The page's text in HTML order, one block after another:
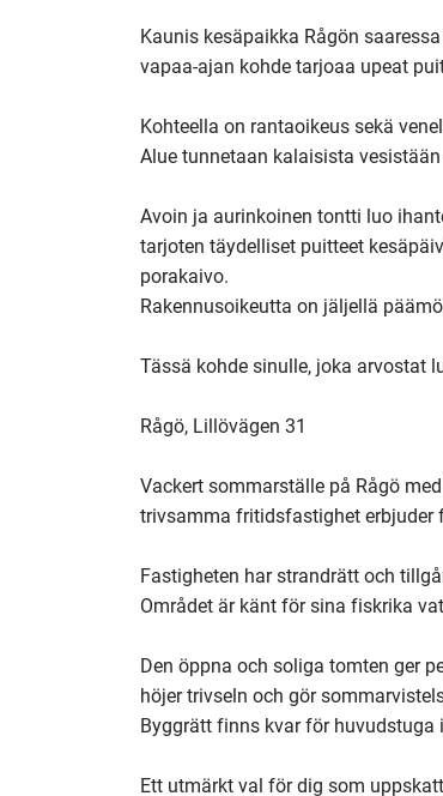
Kaunis kesäpaikka Rågön
vapaa-ajan kohde tarjoaa upeat
Kohteella on rantaoikeus sekä
Alue tunnetaan kalaisista
Avoin ja aurinkoinen tontti luo
tarjoten täydelliset puitteet
porakaivo.
Rakennusoikeutta on jäljellä
Tässä kohde sinulle, joka arvostat
Rågö, Lillövägen 31
Vackert sommarställe på Rågö
trivsamma fritidsfastighet erbjuder
Fastigheten har strandrätt och
Området är känt för sina fiskrika
Den öppna och soliga tomten ger
höjer trivseln och gör
Byggrätt finns kvar för huvudstuga
Ett utmärkt val för dig som